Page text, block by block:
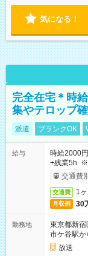
気になる！
完全在宅＊時
集やテロップ
派遣 ブランクOK
給与
時給2000
+残業5h ※
取りサー
交通費
交通費 1
月収例 30
勤務地
東京都新宿
市ケ谷駅
放送